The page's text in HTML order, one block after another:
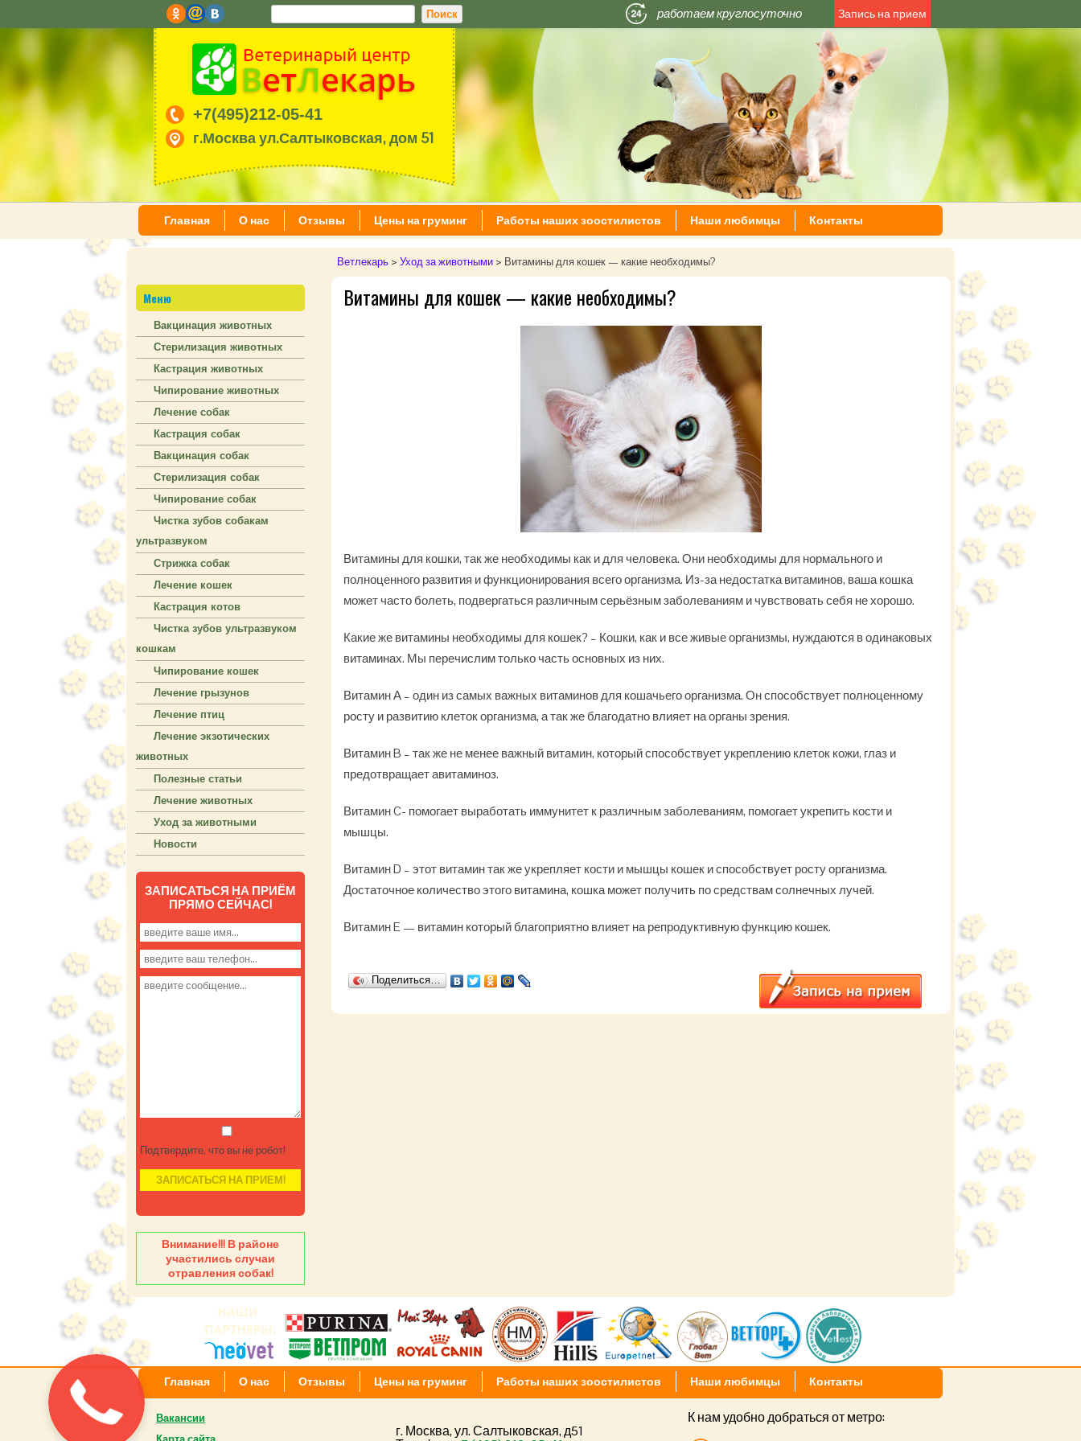
Запись на прием
работаем круглосуточно
+7(495)212-05-41
г.Москва ул.Салтыковская, дом 51
Главная О нас Отзывы Цены на груминг Работы наших зоостилистов Наши любимцы Контакты
Ветлекарь > Уход за животными > Витамины для кошек — какие необходимы?
Витамины для кошек — какие необходимы?
Витамины для кошки, так же необходимы как и для человека. Они необходимы для нормального и
полноценного развития и функционирования всего организма. Из-за недостатка витаминов, ваша кошка
может часто болеть, подвергаться различным серьёзным заболеваниям и чувствовать себя не хорошо.
Какие же витамины необходимы для кошек? – Кошки, как и все живые организмы, нуждаются в одинаковых
витаминах. Мы перечислим только часть основных из них.
Витамин А – один из самых важных витаминов для кошачьего организма. Он способствует полноценному
росту и развитию клеток организма, а так же благодатно влияет на органы зрения.
Витамин B – так же не менее важный витамин, который способствует укреплению клеток кожи, глаз и
предотвращает авитаминоз.
Витамин C- помогает выработать иммунитет к различным заболеваниям, помогает укрепить кости и
мышцы.
Витамин D – этот витамин так же укрепляет кости и мышцы кошек и способствует росту организма.
Достаточное количество этого витамина, кошка может получить по средствам солнечных лучей.
Витамин E — витамин который благоприятно влияет на репродуктивную функцию кошек.
Поделиться…
Меню
Вакцинация животных
Стерилизация животных
Кастрация животных
Чипирование животных
Лечение собак
Кастрация собак
Вакцинация собак
Стерилизация собак
Чипирование собак
Чистка зубов собакам
ультразвуком
Стрижка собак
Лечение кошек
Кастрация котов
Чистка зубов ультразвуком
кошкам
Чипирование кошек
Лечение грызунов
Лечение птиц
Лечение экзотических
животных
Полезные статьи
Лечение животных
Уход за животными
Новости
ЗАПИСАТЬСЯ НА ПРИЁМ
ПРЯМО СЕЙЧАС!
Подтвердите, что вы не робот!
Внимание!!! В районе
участились случаи
отравления собак!
Главная О нас Отзывы Цены на груминг Работы наших зоостилистов Наши любимцы Контакты
Вакансии
г. Москва, ул. Салтыковская, д51
К нам удобно добраться от метро: